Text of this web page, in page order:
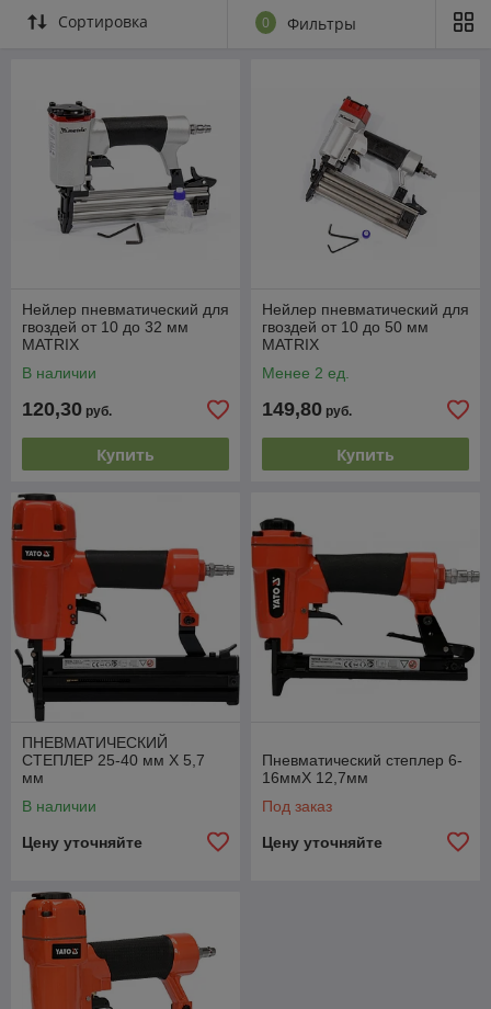
деталей с помощью гвоздей или скоб. Они
соединение материалов.
Идеальны для работы с древесиной, обивкой,
мебелью, а также в строительстве и ремонте, где
требуется высокая скорость и точность
Как выбрать пневматический
нейлер или степлер
использовать гвозди или скобы, и
подберите инструмент под нужный
размер.
Совместимость с компрессором:
Проверьте рабочее давление и расход
воздуха для вашего компрессора.
Эргономика:Легкий вес, удобная
обеспечивают комфорт при длительной
Для бытовых задач
подойдут легкие модели, для
Дополнительные функции:
Регулировка глубины забивания,
реверс, возможность использования
Сортировка 0 Фильтры
Нейлер пневматический для
гвоздей от 10 до 32 мм
MATRIX
В наличии
120,30 руб.
Купить
Нейлер пневматический для
гвоздей от 10 до 50 мм
MATRIX
Менее 2 ед.
149,80 руб.
Купить
ПНЕВМАТИЧЕСКИЙ
СТЕПЛЕР 25-40 мм X 5,7
мм
В наличии
Цену уточняйте
Пневматический степлер 6-
16ммX 12,7мм
Под заказ
Цену уточняйте